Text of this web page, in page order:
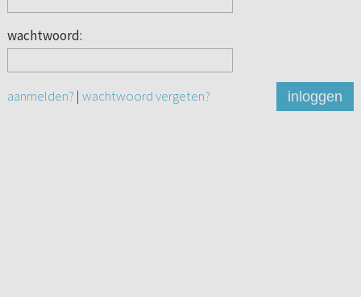
wachtwoord:
aanmelden? | wachtwoord vergeten? inloggen